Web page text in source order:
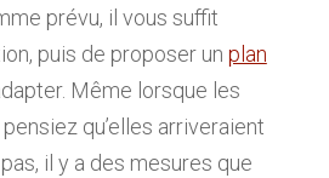
prévu, il vous suffit
puis de proposer un plan
Même lorsque les
qu’elles arriveraient
il y a des mesures que